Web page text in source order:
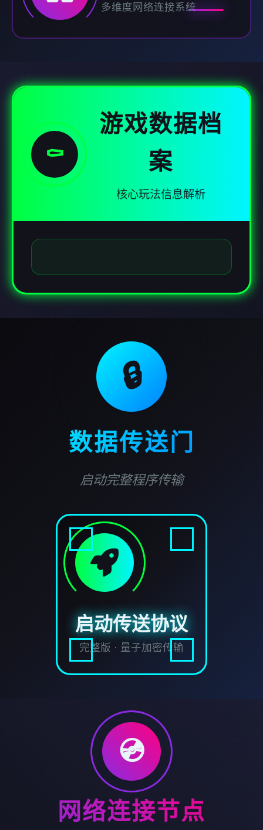
多维度网络连接系统
⚰️
游戏数据档
案
核心玩法信息解析
🔒
数据传送门
启动完整程序传输
启动传送协议
完整版 · 量子加密传输
💿
网络连接节点